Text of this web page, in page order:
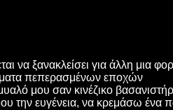
να ξανακλείσει για άλλη μια
πεπερασμένων εποχών
μου σαν κινέζικο
την ευγένεια, να κρεμάσω